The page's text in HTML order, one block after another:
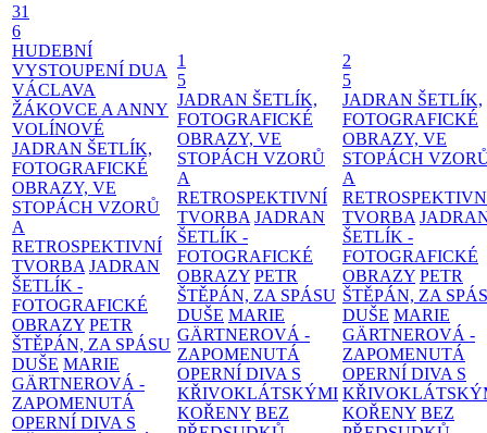
31
6
HUDEBNÍ
VYSTOUPENÍ DUA
VÁCLAVA
ŽÁKOVCE A ANNY
VOLÍNOVÉ
JADRAN ŠETLÍK,
FOTOGRAFICKÉ
OBRAZY, VE
STOPÁCH VZORŮ
A
RETROSPEKTIVNÍ
TVORBA JADRAN
ŠETLÍK -
FOTOGRAFICKÉ
OBRAZY PETR
ŠTĚPÁN, ZA SPÁSU
DUŠE MARIE
GÄRTNEROVÁ -
ZAPOMENUTÁ
OPERNÍ DIVA S
1
5
JADRAN ŠETLÍK,
FOTOGRAFICKÉ
OBRAZY, VE
STOPÁCH VZORŮ
A
RETROSPEKTIVNÍ
TVORBA JADRAN
ŠETLÍK -
FOTOGRAFICKÉ
OBRAZY PETR
ŠTĚPÁN, ZA SPÁSU
DUŠE MARIE
GÄRTNEROVÁ -
ZAPOMENUTÁ
OPERNÍ DIVA S
KŘIVOKLÁTSKÝMI
KOŘENY BEZ
2
5
JADRAN ŠETLÍK,
FOTOGRAFICKÉ
OBRAZY, VE
STOPÁCH
A
TVORBA
ŠETLÍK -
FOTOGRAFICKÉ
OBRAZY PETR
ŠTĚPÁN, ZA
DUŠE MARIE
GÄRTNEROVÁ -
ZAPOMENUTÁ
OPERNÍ DIVA S
KOŘENY BEZ